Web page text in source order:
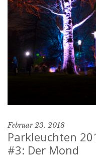
Februar 23, 2018
Parkleuchten
#3: Der Mond